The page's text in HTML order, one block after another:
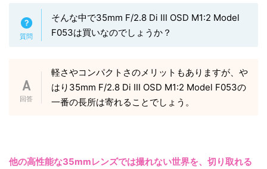
そんな中で35mm F/2.8 Di III OSD M1:2 Model
F053は買いなのでしょうか？
軽さやコンパクトさのメリットもありますが、や
はり35mm F/2.8 Di III OSD M1:2 Model F053の
一番の長所は寄れることでしょう。
他の高性能な35mmレンズでは撮れない世界を、切り取れる